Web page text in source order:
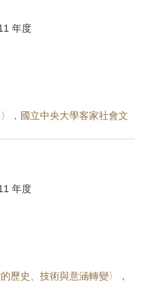
年度
，國立中央大學客家社會文
年度
歷史、技術與意涵轉變〉，